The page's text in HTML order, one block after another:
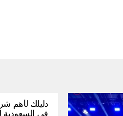
دليلك لأهم
في السعودية